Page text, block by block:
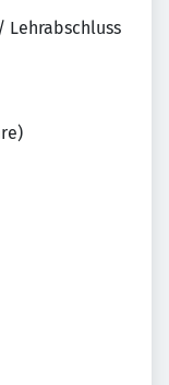
Lehrabschluss